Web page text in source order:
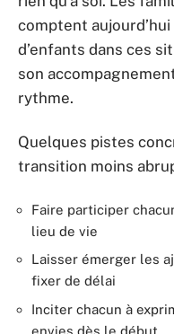
comptent
d’enfants dans ces
son
rythme.
Quelques pistes
transition moins
Faire participer
lieu de vie
Laisser émerger les
fixer de délai
Inciter chacun à
envies dès le début